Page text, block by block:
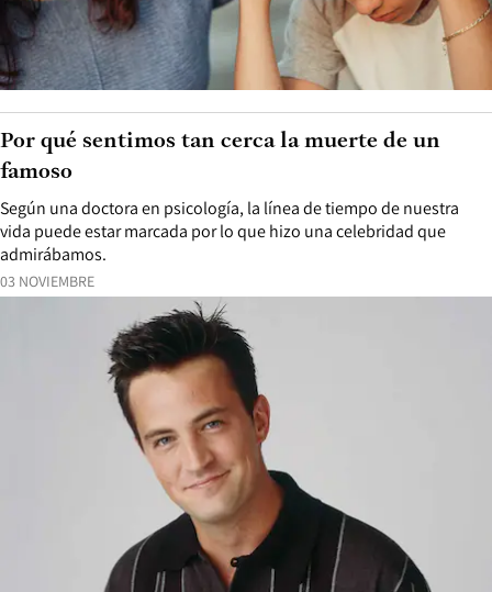
03 NOVIEMBRE
Según una doctora en psicología, la línea de tiempo de nuestra
vida puede estar marcada por lo que hizo una celebridad que
admirábamos.
Por qué sentimos tan cerca la muerte de un
famoso